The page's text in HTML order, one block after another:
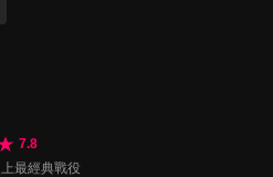
7.8
最經典戰役